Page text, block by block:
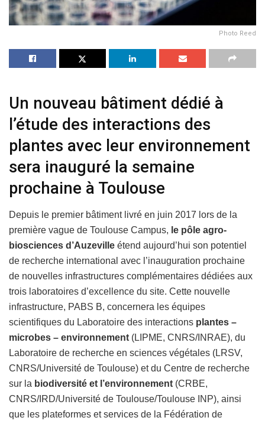
Photo Reed
Un nouveau bâtiment dédié à
l’étude des interactions des
plantes avec leur environnement
sera inauguré la semaine
prochaine à Toulouse
Depuis le premier bâtiment livré en juin 2017 lors de la
première vague de Toulouse Campus, le pôle agro-
biosciences d’Auzeville étend aujourd’hui son potentiel
de recherche international avec l’inauguration prochaine
de nouvelles infrastructures complémentaires dédiées aux
trois laboratoires d’excellence du site. Cette nouvelle
infrastructure, PABS B, concernera les équipes
scientifiques du Laboratoire des interactions plantes –
microbes – environnement (LIPME, CNRS/INRAE), du
Laboratoire de recherche en sciences végétales (LRSV,
CNRS/Université de Toulouse) et du Centre de recherche
sur la biodiversité et l’environnement (CRBE,
CNRS/IRD/Université de Toulouse/Toulouse INP), ainsi
que les plateformes et services de la Fédération de